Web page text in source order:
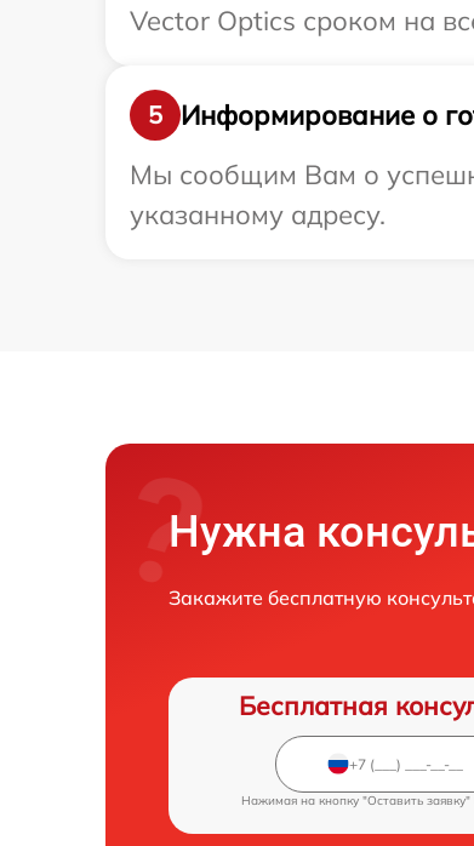
Vector Optics сроком на
5
Информирование о
Мы сообщим Вам о
указанному адресу.
Нужна
Закажите бесплатную
Бесплатная
Нажимая на кнопку "Оставить